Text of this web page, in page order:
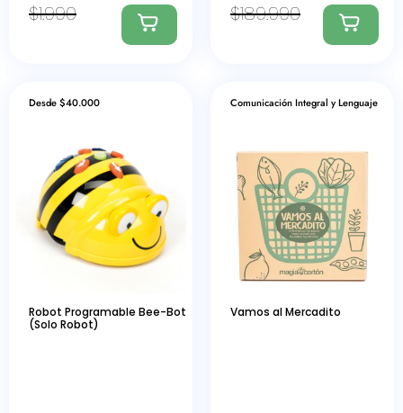
$1.990 $189.990
Desde $40.000
Robot Programable Bee-Bot
(Solo Robot)
Comunicación Integral y Lenguaje
Vamos al Mercadito